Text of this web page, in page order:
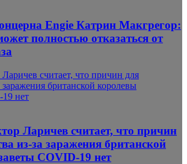
Engie Катрин Макгрегор:
полностью отказаться от
считает, что причин для
заражения британской королевы
нет
Ларичев считает, что причин
из-за заражения британской
COVID-19 нет